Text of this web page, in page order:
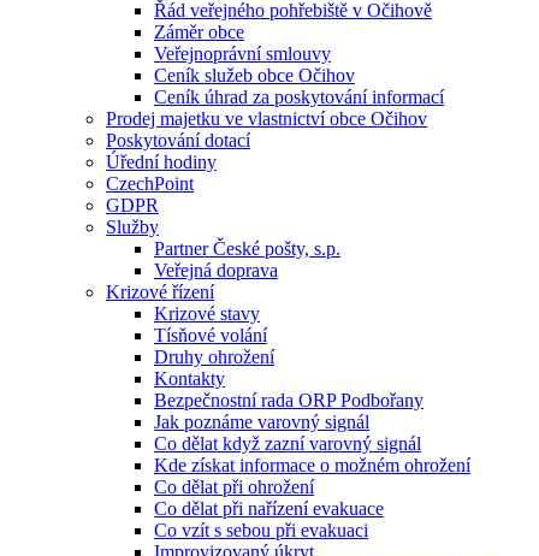
Řád veřejného pohřebiště v Očihově
Záměr obce
Veřejnoprávní smlouvy
Ceník služeb obce Očihov
Ceník úhrad za poskytování informací
Prodej majetku ve vlastnictví obce Očihov
Poskytování dotací
Úřední hodiny
CzechPoint
GDPR
Služby
Partner České pošty, s.p.
Veřejná doprava
Krizové řízení
Krizové stavy
Tísňové volání
Druhy ohrožení
Kontakty
Bezpečnostní rada ORP Podbořany
Jak poznáme varovný signál
Co dělat když zazní varovný signál
Kde získat informace o možném ohrožení
Co dělat při ohrožení
Co dělat při nařízení evakuace
Co vzít s sebou při evakuaci
Improvizovaný úkryt